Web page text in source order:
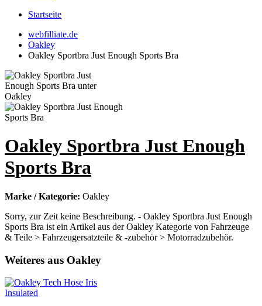
Startseite
webfilliate.de
Oakley
Oakley Sportbra Just Enough Sports Bra
Oakley Sportbra Just Enough
Sports Bra
Marke / Kategorie: Oakley
Sorry, zur Zeit keine Beschreibung. - Oakley Sportbra Just Enough
Sports Bra ist ein Artikel aus der Oakley Kategorie von Fahrzeuge
& Teile > Fahrzeugersatzteile & -zubehör > Motorradzubehör.
Weiteres aus Oakley